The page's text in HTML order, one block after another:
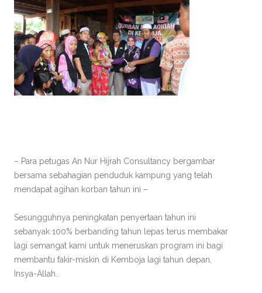
– Para petugas An Nur Hijrah Consultancy bergambar
bersama sebahagian penduduk kampung yang telah
mendapat agihan korban tahun ini –
Sesungguhnya peningkatan penyertaan tahun ini
sebanyak 100% berbanding tahun lepas terus membakar
lagi semangat kami untuk meneruskan program ini bagi
membantu fakir-miskin di Kemboja lagi tahun depan,
Insya-Allah..